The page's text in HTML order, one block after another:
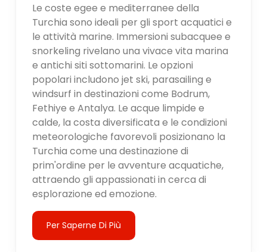
Le coste egee e mediterranee della
Turchia sono ideali per gli sport acquatici e
le attività marine. Immersioni subacquee e
snorkeling rivelano una vivace vita marina
e antichi siti sottomarini. Le opzioni
popolari includono jet ski, parasailing e
windsurf in destinazioni come Bodrum,
Fethiye e Antalya. Le acque limpide e
calde, la costa diversificata e le condizioni
meteorologiche favorevoli posizionano la
Turchia come una destinazione di
prim'ordine per le avventure acquatiche,
attraendo gli appassionati in cerca di
esplorazione ed emozione.
Per Saperne Di Più